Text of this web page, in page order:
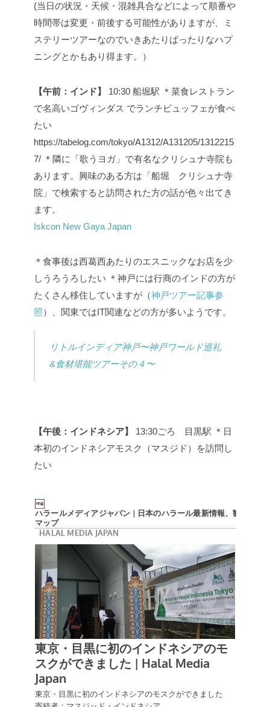
(当日の状況・天候・混雑具合などによって順番や
時間帯は変更・前後する可能性がありますが、ミ
ステリーツアーなのでいきあたりばったりなハプ
ニングとかもあり得ます。）
【午前：インド】 10:30 船堀駅 ＊菜食レストラン
で名高いゴヴィンダス でランチビュッフェが食べ
たい
https://tabelog.com/tokyo/A1312/A131205/1312215
7/ ＊隣に「歌うヨガ」で有名なクリシュナ寺院も
あります。興味のある方は「船堀 クリシュナ寺
院」で検索すると訪問された方の話が色々出てき
ます。
Iskcon New Gaya Japan
＊食事後は西葛西あたりのエスニックなお店を少
しうろうろしたい ＊神戸には行商のインドの方が
たくさん移住していますが（神戸ツアー記事参
照）、関東ではIT関連などの方が多いようです。
リトルインディア神戸〜神戸ワールド巡礼
&食材堪能ツアーその４〜
【午後：インドネシア】 13:30ごろ 目黒駅 ＊日
本初のインドネシアモスク（マスジド）を訪問し
たい